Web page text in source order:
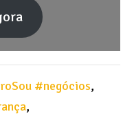
#negócios,
,